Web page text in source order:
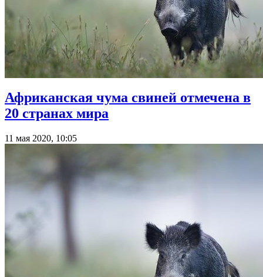
Африканская чума свиней отмечена в
20 странах мира
11 мая 2020, 10:05